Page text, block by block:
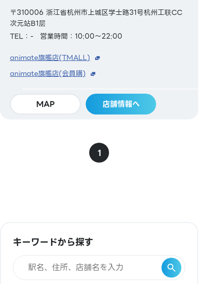
〒310006 浙江省杭州市上城区学士路31号杭州工联CC
次元站B1层
TEL：-
営業時間：10:00～22:00
animate旗艦店(TMALL)
animate旗艦店(会員購)
MAP 店舗情報へ
1
キーワードから探す